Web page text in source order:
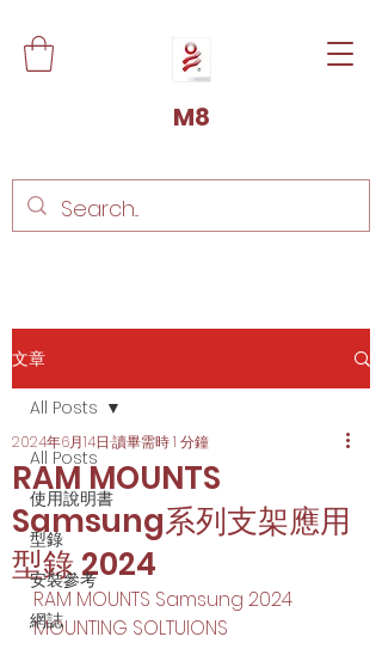
M8
文章
All Posts
使用說明書
型錄
安裝參考
網誌
All Posts
RAM MOUNTS
Samsung系列支架應用
型錄 2024
2024年6月14日 讀畢需時 1 分鐘
RAM MOUNTS Samsung 2024
MOUNTING SOLTUIONS